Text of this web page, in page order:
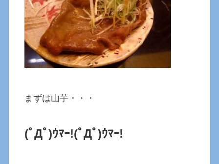
まずは山芋・・・
(ﾟДﾟ)ｳﾏｰ!(ﾟДﾟ)ｳﾏｰ!